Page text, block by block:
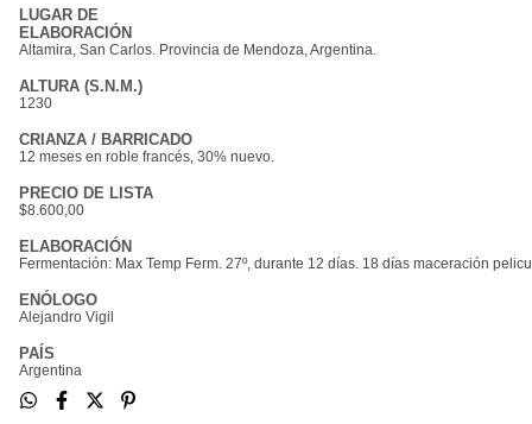
LUGAR DE
ELABORACIÓN
Altamira, San Carlos. Provincia de Mendoza, Argentina.
ALTURA (S.N.M.)
1230
CRIANZA / BARRICADO
12 meses en roble francés, 30% nuevo.
PRECIO DE LISTA
$8.600,00
ELABORACIÓN
Fermentación: Max Temp Ferm. 27º, durante 12 días. 18 días maceración
ENÓLOGO
Alejandro Vigil
PAÍS
Argentina